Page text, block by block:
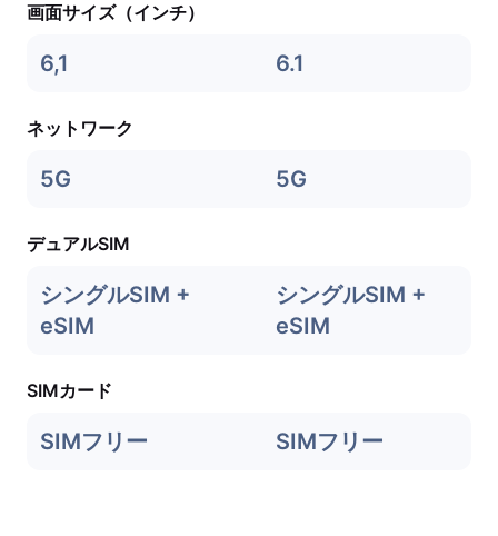
画面サイズ（インチ）
6,1 6.1
ネットワーク
5G 5G
デュアルSIM
シングルSIM +
eSIM
シングルSIM +
eSIM
SIMカード
SIMフリー SIMフリー